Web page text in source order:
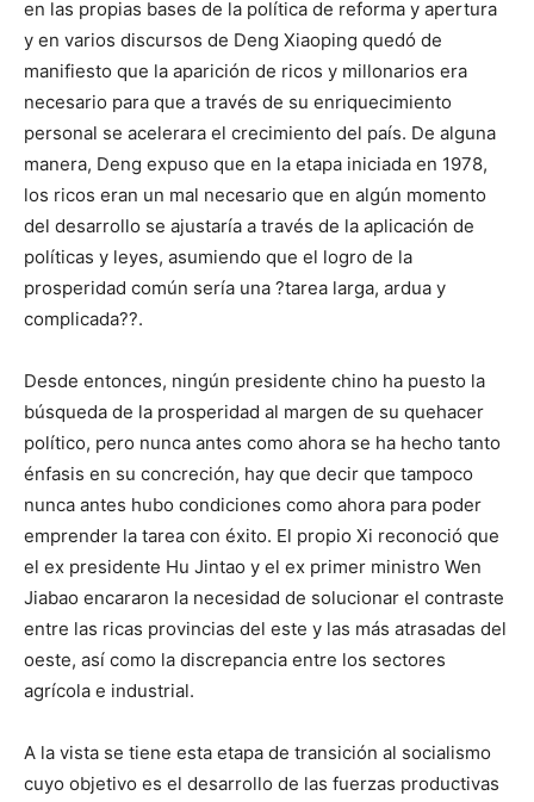
en las propias bases de la política de reforma y apertura
y en varios discursos de Deng Xiaoping quedó de
manifiesto que la aparición de ricos y millonarios era
necesario para que a través de su enriquecimiento
personal se acelerara el crecimiento del país. De alguna
manera, Deng expuso que en la etapa iniciada en 1978,
los ricos eran un mal necesario que en algún momento
del desarrollo se ajustaría a través de la aplicación de
políticas y leyes, asumiendo que el logro de la
prosperidad común sería una ?tarea larga, ardua y
complicada??.
Desde entonces, ningún presidente chino ha puesto la
búsqueda de la prosperidad al margen de su quehacer
político, pero nunca antes como ahora se ha hecho tanto
énfasis en su concreción, hay que decir que tampoco
nunca antes hubo condiciones como ahora para poder
emprender la tarea con éxito. El propio Xi reconoció que
el ex presidente Hu Jintao y el ex primer ministro Wen
Jiabao encararon la necesidad de solucionar el contraste
entre las ricas provincias del este y las más atrasadas del
oeste, así como la discrepancia entre los sectores
agrícola e industrial.
A la vista se tiene esta etapa de transición al socialismo
cuyo objetivo es el desarrollo de las fuerzas productivas